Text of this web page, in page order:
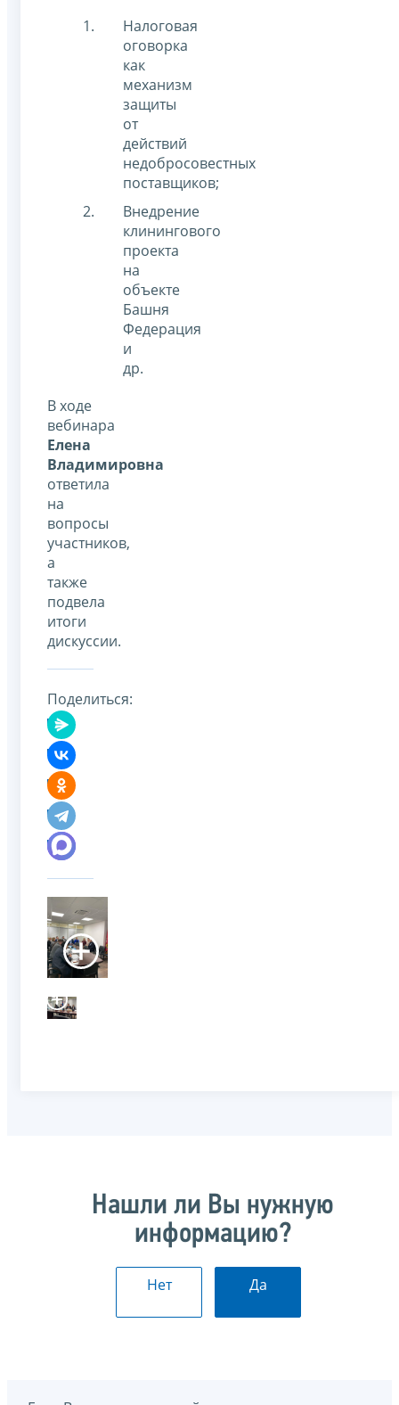
Налоговая
оговорка
как
механизм
защиты
от
действий
недобросовестных
поставщиков;
Внедрение
клинингового
проекта
на
объекте
Башня
Федерация
и
др.
В ходе
вебинара
Елена
Владимировна
ответила
на
вопросы
участников,
а
также
подвела
итоги
дискуссии.
Поделиться:
Нашли ли Вы нужную
информацию?
Нет Да